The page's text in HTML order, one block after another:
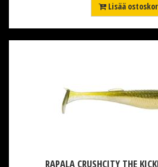
Lisää
RAPALA CRUSHCITY THE